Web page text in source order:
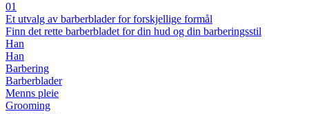
01
Et utvalg av barberblader for forskjellige formål
Finn det rette barberbladet for din hud og din barberingsstil
Han
Han
Barbering
Barberblader
Menns pleie
Grooming